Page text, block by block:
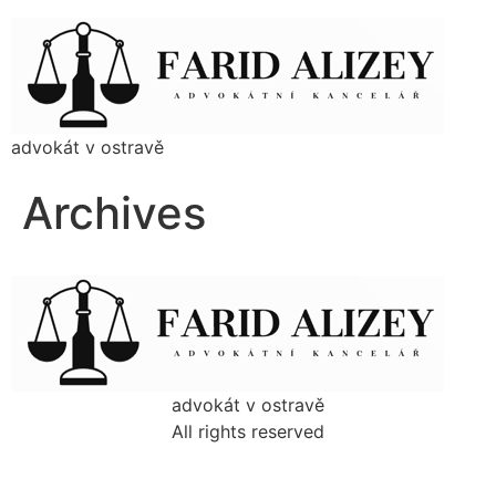
advokát v ostravě
Archives
advokát v ostravě
All rights reserved